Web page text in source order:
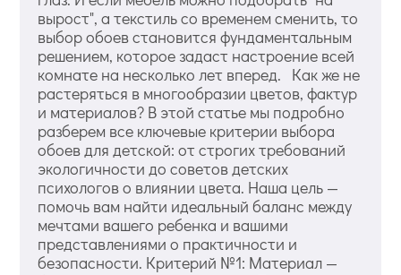
вырост", а текстиль со временем сменить, то
выбор обоев становится фундаментальным
решением, которое задаст настроение всей
комнате на несколько лет вперед. Как же не
растеряться в многообразии цветов, фактур
и материалов? В этой статье мы подробно
разберем все ключевые критерии выбора
обоев для детской: от строгих требований
экологичности до советов детских
психологов о влиянии цвета. Наша цель —
помочь вам найти идеальный баланс между
мечтами вашего ребенка и вашими
представлениями о практичности и
безопасности. Критерий №1: Материал —